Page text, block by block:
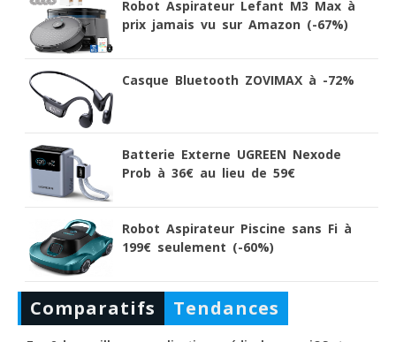
Robot Aspirateur Lefant M3 Max à
prix jamais vu sur Amazon (-67%)
Casque Bluetooth ZOVIMAX à -72%
Batterie Externe UGREEN Nexode
Prob à 36€ au lieu de 59€
Robot Aspirateur Piscine sans Fi à
199€ seulement (-60%)
Comparatifs Tendances